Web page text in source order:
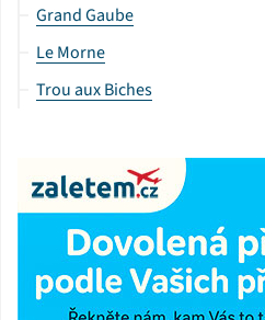
Grand Gaube
Le Morne
Trou aux Biches